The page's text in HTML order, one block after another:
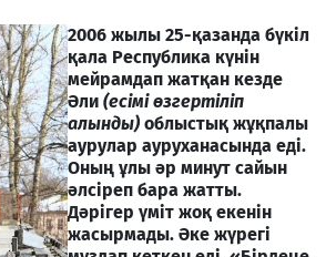
2006 жылы 25-қазанда бүкіл
қала Республика күнін
мейрамдап жатқан кезде
Әли (есімі өзгертіліп
алынды) облыстық жұқпалы
аурулар ауруханасында еді.
Оның ұлы әр минут сайын
әлсіреп бара жатты.
Дәрігер үміт жоқ екенін
жасырмады. Әке жүрегі